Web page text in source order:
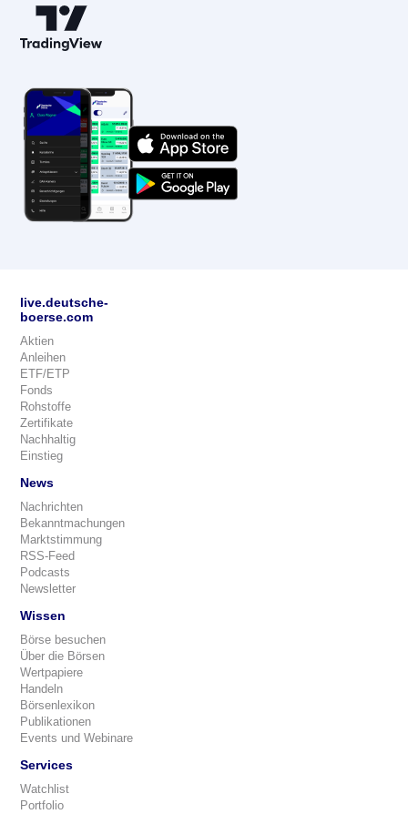
live.deutsche-
boerse.com
Aktien
Anleihen
ETF/ETP
Fonds
Rohstoffe
Zertifikate
Nachhaltig
Einstieg
News
Nachrichten
Bekanntmachungen
Marktstimmung
RSS-Feed
Podcasts
Newsletter
Wissen
Börse besuchen
Über die Börsen
Wertpapiere
Handeln
Börsenlexikon
Publikationen
Events und Webinare
Services
Watchlist
Portfolio